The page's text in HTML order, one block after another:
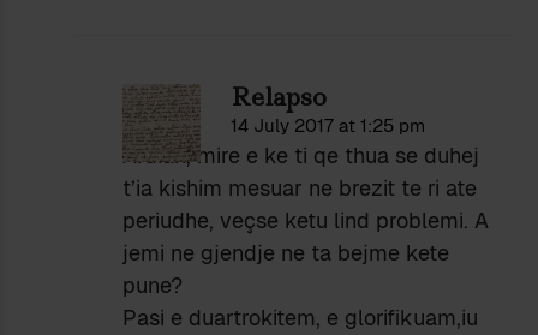
Relapso
14 July 2017 at 1:25 pm
Ardian, mire e ke ti qe thua se duhej
t’ia kishim mesuar ne brezit te ri ate
periudhe, veçse ketu lind problemi. A
jemi ne gjendje ne ta bejme kete
pune?
Pasi e duartrokitem, e glorifikuam,iu